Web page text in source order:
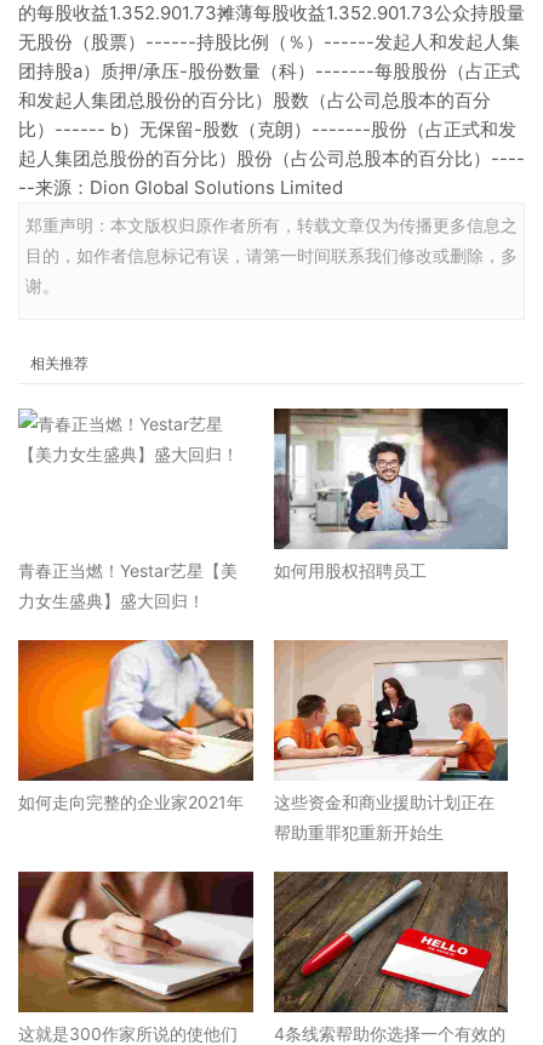
的每股收益1.352.901.73摊薄每股收益1.352.901.73公众持股量
无股份（股票）------持股比例（％）------发起人和发起人集
团持股a）质押/承压-股份数量（科）-------每股股份（占正式
和发起人集团总股份的百分比）股数（占公司总股本的百分
比）------ b）无保留-股数（克朗）-------股份（占正式和发
起人集团总股份的百分比）股份（占公司总股本的百分比）----
--来源：Dion Global Solutions Limited
郑重声明：本文版权归原作者所有，转载文章仅为传播更多信息之
目的，如作者信息标记有误，请第一时间联系我们修改或删除，多
谢。
相关推荐
青春正当燃！Yestar艺星【美
力女生盛典】盛大回归！
如何用股权招聘员工
如何走向完整的企业家2021年
这些资金和商业援助计划正在
帮助重罪犯重新开始生
这就是300作家所说的使他们 4条线索帮助你选择一个有效的